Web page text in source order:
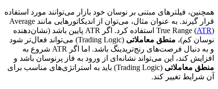
همچنین، فیلترهای مبتنی بر نوسان خود بازار می‌توانند مورد استفاده
قرار گیرند. به عنوان مثال، می‌توان از اندیکاتورهایی مانند Average
True Range (ATR
) استفاده کرد. اگر ATR پایین باشد (نشان‌دهنده
نوسان کم)، منطق معاملاتی
(Trading Logic) می‌تواند فعال‌تر شود
و به دنبال فرصت‌های رنج‌تریدینگ باشد. اما اگر ATR شروع به
افزایش کند، این می‌تواند نشانه‌ای از ورود به فاز پرنوسان باشد و
منطق معاملاتی
(Trading Logic) باید به استراتژی‌های مناسب برای
آن شرایط تغییر کند.